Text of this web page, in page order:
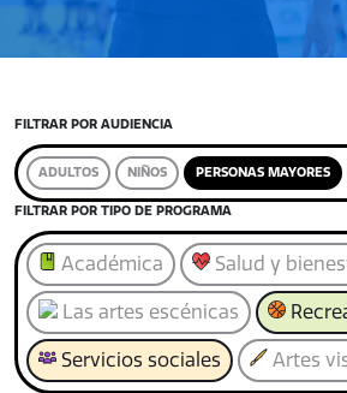
FILTRAR POR AUDIENCIA
ADULTOS NIÑOS PERSONAS MAYORES
FILTRAR POR TIPO DE PROGRAMA
Académica Salud y
Las artes escénicas
Servicios sociales Artes